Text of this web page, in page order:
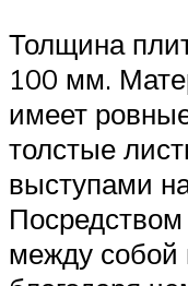
Толщина
100 мм.
имеет
толстые
выступами
между собой